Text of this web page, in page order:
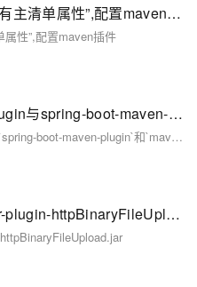
java运行jar包提示 “XXX中没有主清单属性”,配置maven插件
性”,配置maven插件
maven打包插件maven-jar-plugin与spring-boot-maven-plugin
该内容介绍了两个Maven打包插件：`spring-boot-maven-plugin`和`maven-jar-plugin`。`spring-boot-maven-plugin`是Spring Boot项目的默认打包工具，它会包含项目类文件、资源和依赖的jar，但不会解编译依赖。而`maven-jar-plugin`则用于创建普通JAR包，不包含依赖。文中还展示了两个插件打包后的效果差异，并强调了持续练习以掌握这些技能的重要性。
JMeter http(s)请求插件jmeter-plugin-httpBinaryFileUpload.jar